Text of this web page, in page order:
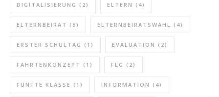
DIGITALISIERUNG (2) ELTERN (4)
ELTERNBEIRAT (6) ELTERNBEIRATSWAHL (4)
ERSTER SCHULTAG (1) EVALUATION (2)
FAHRTENKONZEPT (1) FLG (2)
FÜNFTE KLASSE (1) INFORMATION (4)